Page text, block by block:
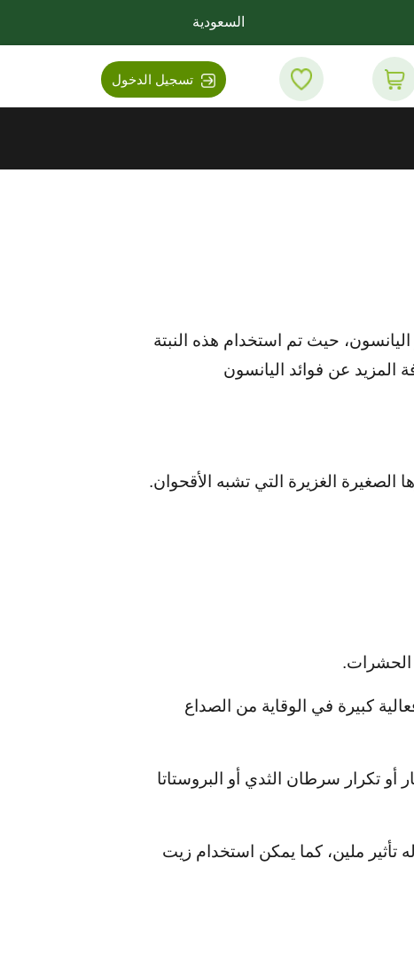
السعودية
تسجيل الدخول
حيث تم استخدام هذه النبتة
المزيد عن فوائد اليانسون
سم). تشتهر هذه النبتة بزهورها الصغيرة الغزيرة التي تشبه الأقحوان.
الحشرات.
كبيرة في الوقاية من الصداع
تكرار سرطان الثدي أو البروستاتا
ملين، كما يمكن استخدام زيت